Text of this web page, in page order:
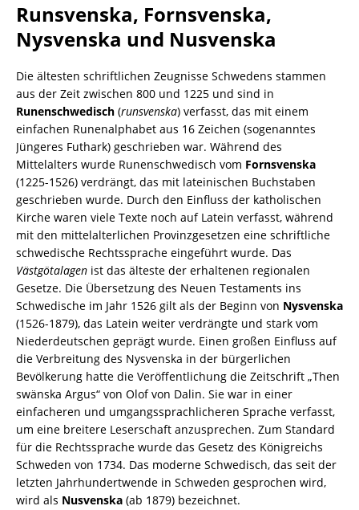
Runsvenska, Fornsvenska,
Nysvenska und Nusvenska
Die ältesten schriftlichen Zeugnisse Schwedens stammen
aus der Zeit zwischen 800 und 1225 und sind in
Runenschwedisch (runsvenska) verfasst, das mit einem
einfachen Runenalphabet aus 16 Zeichen (sogenanntes
Jüngeres Futhark) geschrieben war. Während des
Mittelalters wurde Runenschwedisch vom Fornsvenska
(1225-1526) verdrängt, das mit lateinischen Buchstaben
geschrieben wurde. Durch den Einfluss der katholischen
Kirche waren viele Texte noch auf Latein verfasst, während
mit den mittelalterlichen Provinzgesetzen eine schriftliche
schwedische Rechtssprache eingeführt wurde. Das
Västgötalagen ist das älteste der erhaltenen regionalen
Gesetze. Die Übersetzung des Neuen Testaments ins
Schwedische im Jahr 1526 gilt als der Beginn von Nysvenska
(1526-1879), das Latein weiter verdrängte und stark vom
Niederdeutschen geprägt wurde. Einen großen Einfluss auf
die Verbreitung des Nysvenska in der bürgerlichen
Bevölkerung hatte die Veröffentlichung die Zeitschrift „Then
swänska Argus“ von Olof von Dalin. Sie war in einer
einfacheren und umgangssprachlicheren Sprache verfasst,
um eine breitere Leserschaft anzusprechen. Zum Standard
für die Rechtssprache wurde das Gesetz des Königreichs
Schweden von 1734. Das moderne Schwedisch, das seit der
letzten Jahrhundertwende in Schweden gesprochen wird,
wird als Nusvenska (ab 1879) bezeichnet.